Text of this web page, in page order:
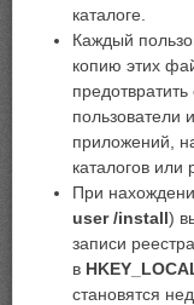
каталоге.
Каждый
копию этих
пользователи
приложений,
каталогов или
При
user /install)
записи
в
становятся